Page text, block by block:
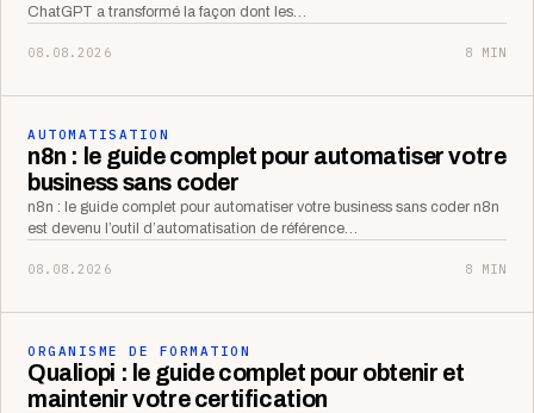
ChatGPT a transformé la façon dont les…
08.08.2026 8 MIN
AUTOMATISATION
n8n : le guide complet pour automatiser votre
business sans coder
n8n : le guide complet pour automatiser votre business sans coder n8n
est devenu l’outil d’automatisation de référence…
08.08.2026 8 MIN
ORGANISME DE FORMATION
Qualiopi : le guide complet pour obtenir et
maintenir votre certification